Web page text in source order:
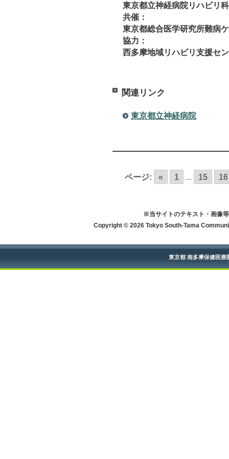
東京都立神経病院リハビリ科
共催：
東京都総合医学研究所難病
協力：
西多摩地域リハビリ支援セ
関連リンク
東京都立神経病院
ページ: « 1 ... 15 16
※当サイトのテキスト・画像
Copyright © 2026 Tokyo South-Tama
東京都 南多摩保健医療